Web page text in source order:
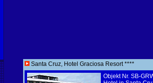
Santa Cruz, Hotel Graciosa Resort ****
Objekt Nr. SB-